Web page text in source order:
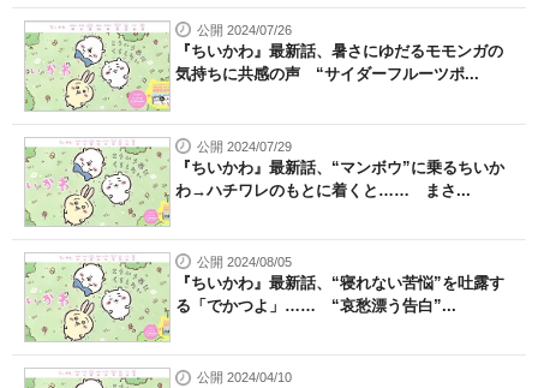
公開 2024/07/26
『ちいかわ』最新話、暑さにゆだるモモンガの
気持ちに共感の声 “サイダーフルーツポ...
公開 2024/07/29
『ちいかわ』最新話、“マンボウ”に乗るちいか
わ→ハチワレのもとに着くと…… まさ...
公開 2024/08/05
『ちいかわ』最新話、“寝れない苦悩”を吐露す
る「でかつよ」…… “哀愁漂う告白”...
公開 2024/04/10